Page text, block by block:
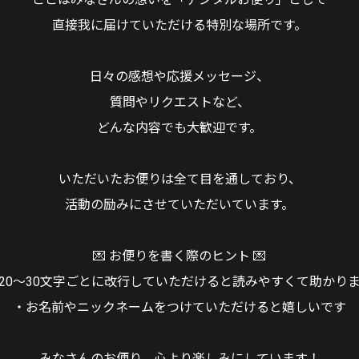
直接我に届けていただける特別な場所です。
日々の感想や応援メッセージ、
質問やリクエストなど、
どんな内容でも大歓迎です。
いただいたお便りは全て目を通しており、
活動の励みにさせていただいています。
💌 お便りを書く際のヒント 💌
〜30文字ごとに改行していただけると読みやすくて助かり
・お名前やニックネームをつけていただけると嬉しいです